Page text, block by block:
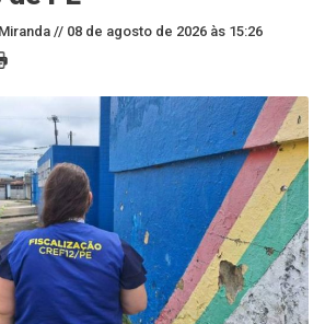
// 08 de agosto de 2026 às 15:26